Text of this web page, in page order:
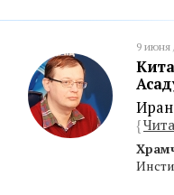
9 июня
Иран
{